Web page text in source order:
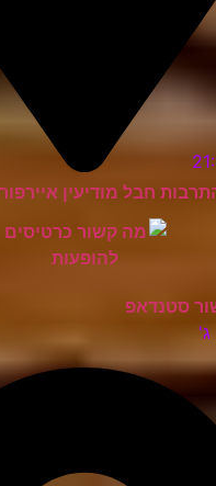
חבל מודיעין איירפורט סיטי